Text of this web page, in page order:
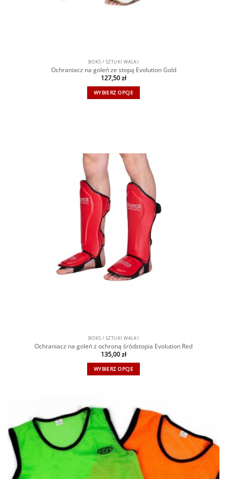
BOKS / SZTUKI WALKI
Ochraniacz na goleń ze stopą Evolution Gold
127,50zł
WYBIERZ OPCJE
BOKS / SZTUKI WALKI
Ochraniacz na goleń z ochroną śródstopia Evolution Red
135,00zł
WYBIERZ OPCJE